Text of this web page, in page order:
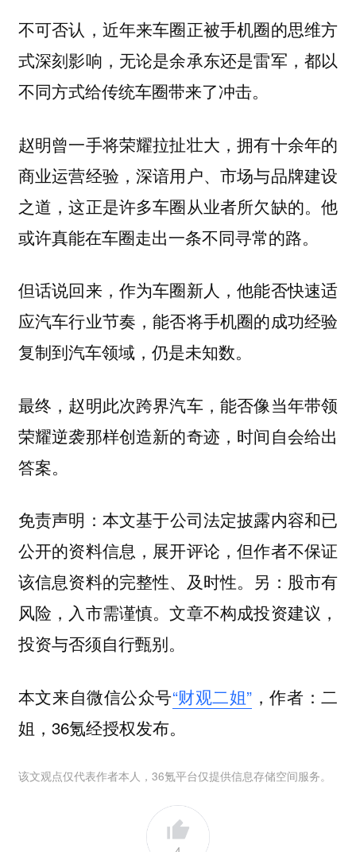
不可否认，近年来车圈正被手机圈的思维方
式深刻影响，无论是余承东还是雷军，都以
不同方式给传统车圈带来了冲击。
赵明曾一手将荣耀拉扯壮大，拥有十余年的
商业运营经验，深谙用户、市场与品牌建设
之道，这正是许多车圈从业者所欠缺的。他
或许真能在车圈走出一条不同寻常的路。
但话说回来，作为车圈新人，他能否快速适
应汽车行业节奏，能否将手机圈的成功经验
复制到汽车领域，仍是未知数。
最终，赵明此次跨界汽车，能否像当年带领
荣耀逆袭那样创造新的奇迹，时间自会给出
答案。
免责声明： 本文基于公司法定披露内容和已
公开的资料信息，展开评论，但作者不保证
该信息资料的完整性、及时性。另：股市有
风险，入市需谨慎。文章不构成投资建议，
投资与否须自行甄别。
本文来自微信公众号“财观二姐” ，作者：二
姐，36氪经授权发布。
该文观点仅代表作者本人，36氪平台仅提供信息存储空间服务。